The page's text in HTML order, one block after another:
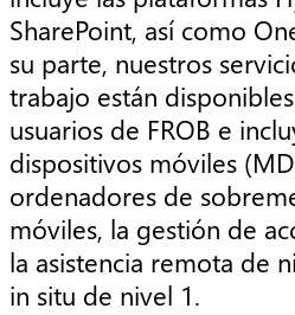
SharePoint, así como
su parte, nuestros
trabajo están
usuarios de FROB e
dispositivos móviles
ordenadores de
móviles, la gestión de
la asistencia remota de
in situ de nivel 1.